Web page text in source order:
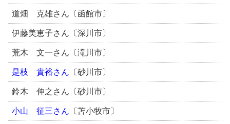
道畑 克雄さん〔函館市〕
伊藤美恵子さん〔深川市〕
荒木 文一さん〔滝川市〕
是枝 貴裕さん 〔砂川市〕
鈴木 伸之さん〔砂川市〕
小山 征三さん 〔苫小牧市〕